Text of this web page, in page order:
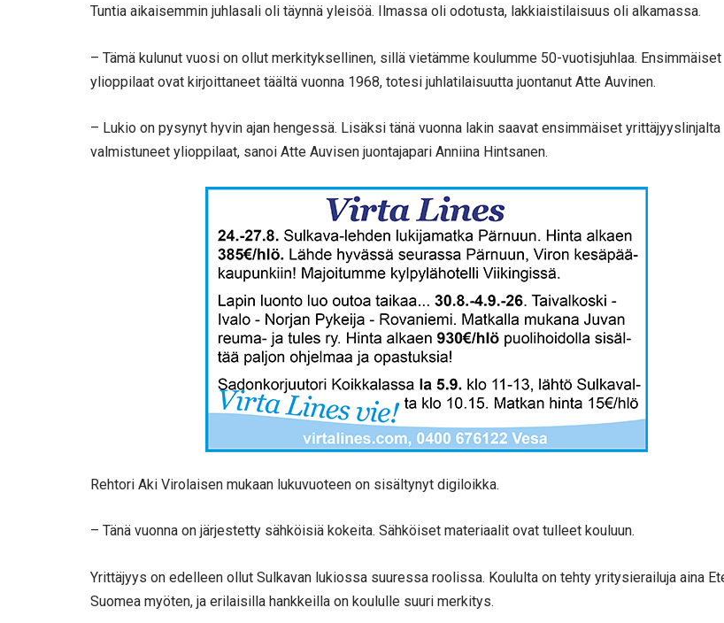
Tuntia aikaisemmin juhlasali oli täynnä yleisöä. Ilmassa oli odotusta, lakkiaistilaisuus oli alkamassa.
– Tämä kulunut vuosi on ollut merkityksellinen, sillä vietämme koulumme 50-vuotisjuhlaa. Ensimmäiset
ylioppilaat ovat kirjoittaneet täältä vuonna 1968, totesi juhlatilaisuutta juontanut Atte Auvinen.
– Lukio on pysynyt hyvin ajan hengessä. Lisäksi tänä vuonna lakin saavat ensimmäiset yrittäjyyslinjalta
valmistuneet ylioppilaat, sanoi Atte Auvisen juontajapari Anniina Hintsanen.
Rehtori Aki Virolaisen mukaan lukuvuoteen on sisältynyt digiloikka.
– Tänä vuonna on järjestetty sähköisiä kokeita. Sähköiset materiaalit ovat tulleet kouluun.
Yrittäjyys on edelleen ollut Sulkavan lukiossa suuressa roolissa. Koululta on tehty yritysierailuja aina
Suomea myöten, ja erilaisilla hankkeilla on koululle suuri merkitys.